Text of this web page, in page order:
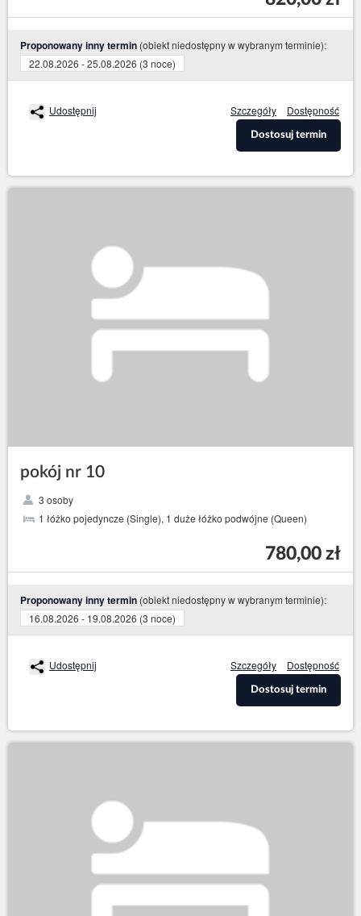
Proponowany inny termin (obiekt niedostępny w wybranym terminie):
22.08.2026 - 25.08.2026 (3 noce)
Udostępnij Szczegóły Dostępność
Dostosuj termin
pokój nr 10
3 osoby
1 łóżko pojedyncze (Single), 1 duże łóżko podwójne (Queen)
780,00 zł
Proponowany inny termin (obiekt niedostępny w wybranym terminie):
16.08.2026 - 19.08.2026 (3 noce)
Udostępnij Szczegóły Dostępność
Dostosuj termin